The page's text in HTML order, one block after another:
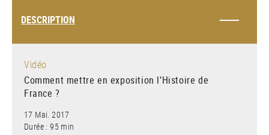
DESCRIPTION
Vidéo
Comment mettre en exposition l’Histoire de
France ?
17 Mai. 2017
Durée : 95 min